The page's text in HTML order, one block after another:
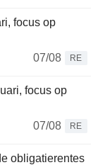
focus op
07/08
RE
focus op
07/08
RE
obligatierentes